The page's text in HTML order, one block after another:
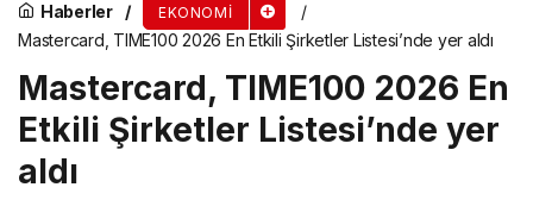
Haberler EKONOMI
Mastercard, TIME100 2026 En Etkili Şirketler Listesi’nde yer aldı
Mastercard, TIME100 2026 En
Etkili Şirketler Listesi’nde yer
aldı